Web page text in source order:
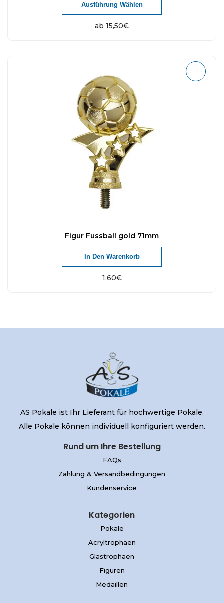
ab 15,50€
Ausführung Wählen
Figur Fussball gold 71mm
1,60€
In Den Warenkorb
AS Pokale ist Ihr Lieferant für hochwertige Pokale.
Alle Pokale können individuell konfiguriert werden.
Rund um Ihre Bestellung
FAQs
Zahlung & Versandbedingungen
Kundenservice
Kategorien
Pokale
Acryltrophäen
Glastrophäen
Figuren
Medaillen